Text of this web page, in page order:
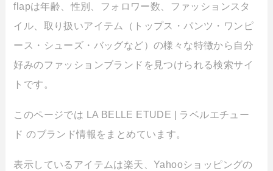
flapは年齢、性別、フォロワー数、ファッションスタ
イル、取り扱いアイテム（トップス・パンツ・ワンピ
ース・シューズ・バッグなど）の様々な特徴から自分
好みのファッションブランドを見つけられる検索サイ
トです。
このページでは LA BELLE ETUDE | ラベルエチュー
ド のブランド情報をまとめています。
表示しているアイテムは楽天、Yahooショッピングの